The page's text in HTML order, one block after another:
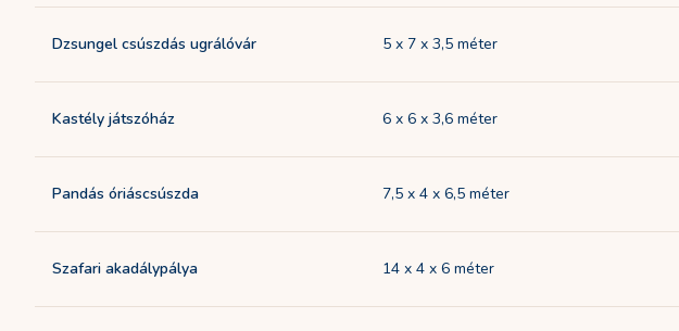
Dzsungel csúszdás ugrálóvár 5 x 7 x 3,5 méter
Kastély játszóház 6 x 6 x 3,6 méter
Pandás óriáscsúszda 7,5 x 4 x 6,5 méter
Szafari akadálypálya 14 x 4 x 6 méter